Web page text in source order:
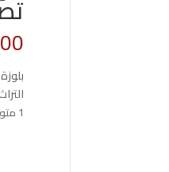
1 متوفر في المخزون